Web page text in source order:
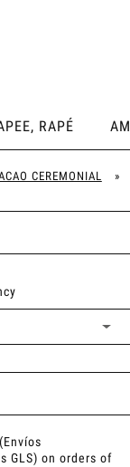
RAPÉ
CEREMONIAL »
GLS) on orders of